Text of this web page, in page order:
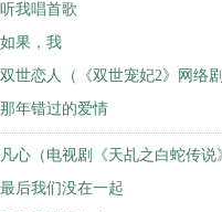
听我唱首歌
如果，我
双世恋人（《双世宠妃2》网络剧
那年错过的爱情
凡心（电视剧《天乩之白蛇传说
最后我们没在一起